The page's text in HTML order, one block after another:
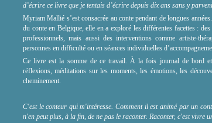
d’écrire ce livre que je tentais d’écrire depuis dix ans sans y
Myriam Mallié s’est consacrée au conte pendant de longues
du conte en Belgique, elle en a exploré les différentes facettes :
professionnels, mais aussi des interventions comme artiste-
personnes en difficulté ou en séances individuelles
Ce livre est la somme de ce travail. À la fois journal de bord
réflexions, méditations sur les moments, les émotions, les
cheminement.
C'est le conteur qui m'intéresse. Comment il est animé par un
n'en peut plus, à la fin, de ne pas le raconter. Raconter, c'est vivre